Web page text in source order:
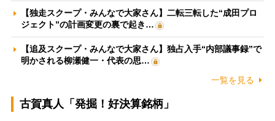
【独走スクープ・みんなで大家さん】二転三転した“成田プロ
ジェクト”の計画変更の裏で起き…
【追及スクープ・みんなで大家さん】独占入手“内部議事録”で
明かされる柳瀬健一・代表の思…
一覧を見る
古賀真人「発掘！好決算銘柄」